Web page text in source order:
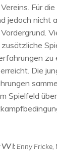
Für die
jedoch nicht
zu
Die
Spielfeld
I: Enny Fricke,